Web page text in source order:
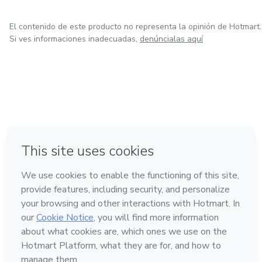
El contenido de este producto no representa la opinión de Hotmart.
Si ves informaciones inadecuadas, denúncialas aquí
Hecho con❤ en Ciudad de México
Conoce Hotmart
Idioma
Español